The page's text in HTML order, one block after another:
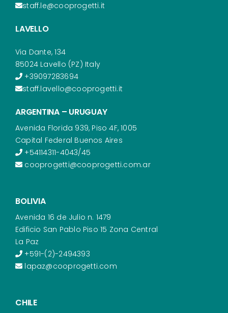
staff.le@cooprogetti.it
LAVELLO
Via Dante, 134
85024 Lavello (PZ) Italy
+39097283694
staff.lavello@cooprogetti.it
ARGENTINA – URUGUAY
Avenida Florida 939, Piso 4F, 1005
Capital Federal Buenos Aires
+54114311-4043/45
cooprogetti@cooprogetti.com.ar
BOLIVIA
Avenida 16 de Julio n. 1479
Edificio San Pablo Piso 15 Zona Central
La Paz
+591-(2)-2494393
lapaz@cooprogetti.com
CHILE